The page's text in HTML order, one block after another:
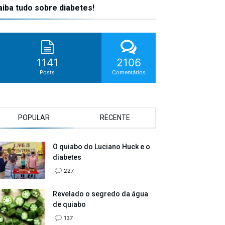
tudo sobre diabetes!
1141
Posts
2106
Comentários
POPULAR RECENTE
O quiabo do Luciano Huck e o
diabetes
227
Revelado o segredo da água
de quiabo
137